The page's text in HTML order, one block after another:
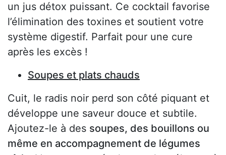
un jus détox puissant. Ce cocktail favorise
l’élimination des toxines et soutient votre
système digestif. Parfait pour une cure
après les excès !
Soupes et plats chauds
Cuit, le radis noir perd son côté piquant et
développe une saveur douce et subtile.
Ajoutez-le à des soupes, des bouillons ou
même en accompagnement de légumes